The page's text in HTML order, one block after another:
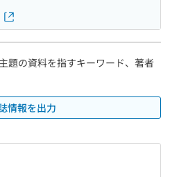
題の資料を指すキーワード、著者
情報を出力